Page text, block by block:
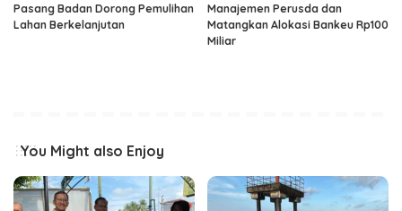
Pasang Badan Dorong Pemulihan
Lahan Berkelanjutan
Manajemen Perusda dan
Matangkan Alokasi Bankeu Rp100
Miliar
You Might also Enjoy